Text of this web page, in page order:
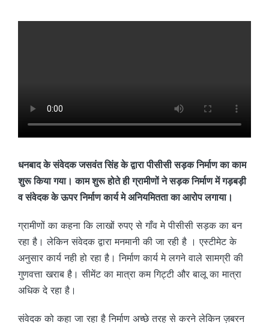
धनबाद के संवेदक जसवंत सिंह के द्वारा पीसीसी सड़क निर्माण का काम
शुरू किया गया। काम शुरू होते ही ग्रामीणों ने सड़क निर्माण में गड़बड़ी
व संवेदक के ऊपर निर्माण कार्य मे अनियमितता का आरोप लगाया।
ग्रामीणों का कहना कि लाखों रुपए से गाँव मे पीसीसी सड़क का बन
रहा है। लेकिन संवेदक द्वारा मनमानी की जा रही है । एस्टीमेट के
अनुसार कार्य नही हो रहा है। निर्माण कार्य मे लगने वाले सामग्री की
गुणवत्ता खराब है। सीमेंट का मात्रा कम गिट्टी और बालू का मात्रा
अधिक दे रहा है।
संवेदक को कहा जा रहा है निर्माण अच्छे तरह से करने लेकिन ज़बरन